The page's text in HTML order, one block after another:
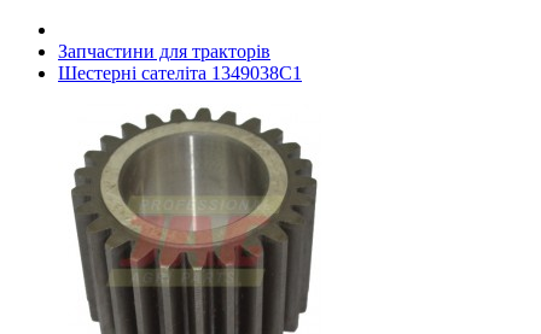
Запчастини для тракторів
Шестерні сателіта 1349038C1